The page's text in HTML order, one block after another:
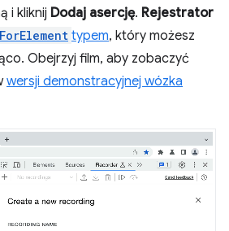
i kliknij Dodaj asercję. Rejestrator
typem, który możesz
Obejrzyj film, aby zobaczyć
wersji demonstracyjnej wózka